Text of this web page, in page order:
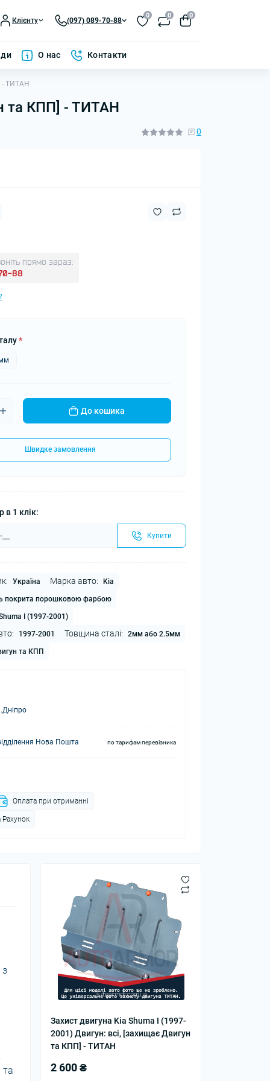
Клієнту (097) 089-70-88
0 0 0
О нас Контакти
- ТИТАН
та КПП] - ТИТАН
0
прямо зараз:
88
*
До кошика
Швидке замовлення
в 1 клік:
Купити
Україна Марка авто: Kia
покрита порошковою фарбою
I (1997-2001)
1997-2001 Товщина сталі: 2мм або 2.5мм
та КПП
Нова Пошта по тарифам перевізника
Оплата при отриманні
Рахунок
Захист двигуна Kia Shuma I (1997-
2001) Двигун: всі, [захищає Двигун
та КПП] - ТИТАН
2 600 ₴
з
та